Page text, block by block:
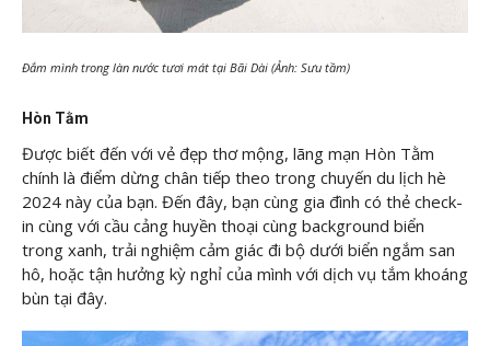
Đắm mình trong làn nước tươi mát tại Bãi Dài (Ảnh: Sưu tầm)
Hòn Tằm
Được biết đến với vẻ đẹp thơ mộng, lãng mạn Hòn Tằm
chính là điểm dừng chân tiếp theo trong chuyến du lịch hè
2024 này của bạn. Đến đây, bạn cùng gia đình có thẻ check-
in cùng với cầu cảng huyền thoại cùng background biển
trong xanh, trải nghiệm cảm giác đi bộ dưới biển ngắm san
hô, hoặc tận hưởng kỳ nghỉ của mình với dịch vụ tắm khoáng
bùn tại đây.